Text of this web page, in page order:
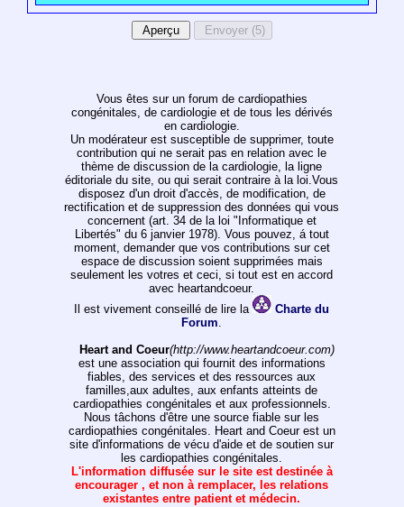
Vous êtes sur un forum de cardiopathies
congénitales, de cardiologie et de tous les dérivés
en cardiologie.
Un modérateur est susceptible de supprimer, toute
contribution qui ne serait pas en relation avec le
thème de discussion de la cardiologie, la ligne
éditoriale du site, ou qui serait contraire à la loi.Vous
disposez d'un droit d'accès, de modification, de
rectification et de suppression des données qui vous
concernent (art. 34 de la loi "Informatique et
Libertés" du 6 janvier 1978). Vous pouvez, á tout
moment, demander que vos contributions sur cet
espace de discussion soient supprimées mais
seulement les votres et ceci, si tout est en accord
avec heartandcoeur.
Il est vivement conseillé de lire la
Charte du
Forum.
Heart and Coeur(http://www.heartandcoeur.com)
est une association qui fournit des informations
fiables, des services et des ressources aux
familles,aux adultes, aux enfants atteints de
cardiopathies congénitales et aux professionnels.
Nous tâchons d'être une source fiable sur les
cardiopathies congénitales. Heart and Coeur est un
site d'informations de vécu d'aide et de soutien sur
les cardiopathies congénitales.
L'information diffusée sur le site est destinée à
encourager , et non à remplacer, les relations
existantes entre patient et médecin.